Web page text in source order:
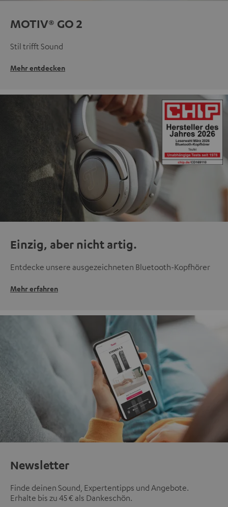
MOTIV® GO 2
Stil trifft Sound
Mehr entdecken
Einzig, aber nicht artig.
Entdecke unsere ausgezeichneten Bluetooth-Kopfhörer
Mehr erfahren
Newsletter
Finde deinen Sound, Expertentipps und Angebote.
Erhalte bis zu 45 € als Dankeschön.